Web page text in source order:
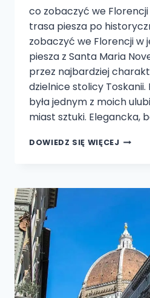
co zobaczyć we Florencji
trasa piesza po
zobaczyć we Florencji w
piesza z Santa Maria
przez najbardziej
dzielnice stolicy
była jednym z moich
miast sztuki. Elegancka,
DOWIEDZ SIĘ WIĘCEJCO
W